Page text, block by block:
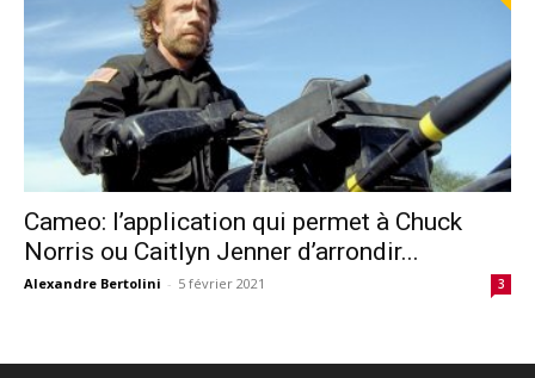
Cameo: l’application qui permet à Chuck
Norris ou Caitlyn Jenner d’arrondir...
Alexandre Bertolini - 5 février 2021 3